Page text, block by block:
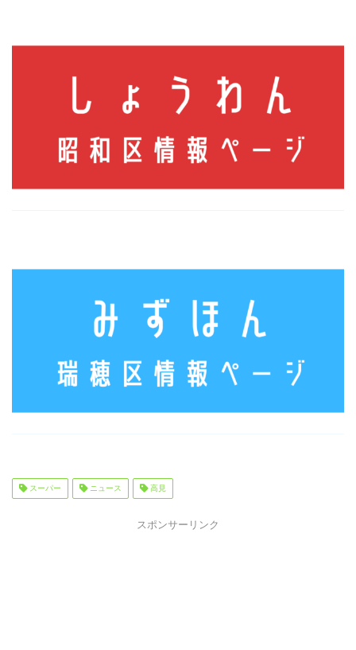
スーパー ニュース 高見
スポンサーリンク